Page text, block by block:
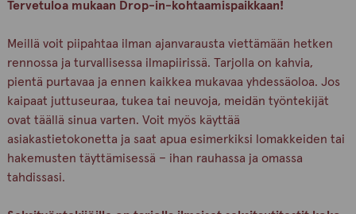
Tervetuloa mukaan Drop-in-kohtaamispaikkaan!
Meillä voit piipahtaa ilman ajanvarausta viettämään hetken
rennossa ja turvallisessa ilmapiirissä. Tarjolla on kahvia,
pientä purtavaa ja ennen kaikkea mukavaa yhdessäoloa. Jos
kaipaat juttuseuraa, tukea tai neuvoja, meidän työntekijät
ovat täällä sinua varten. Voit myös käyttää
asiakastietokonetta ja saat apua esimerkiksi lomakkeiden tai
hakemusten täyttämisessä – ihan rauhassa ja omassa
tahdissasi.